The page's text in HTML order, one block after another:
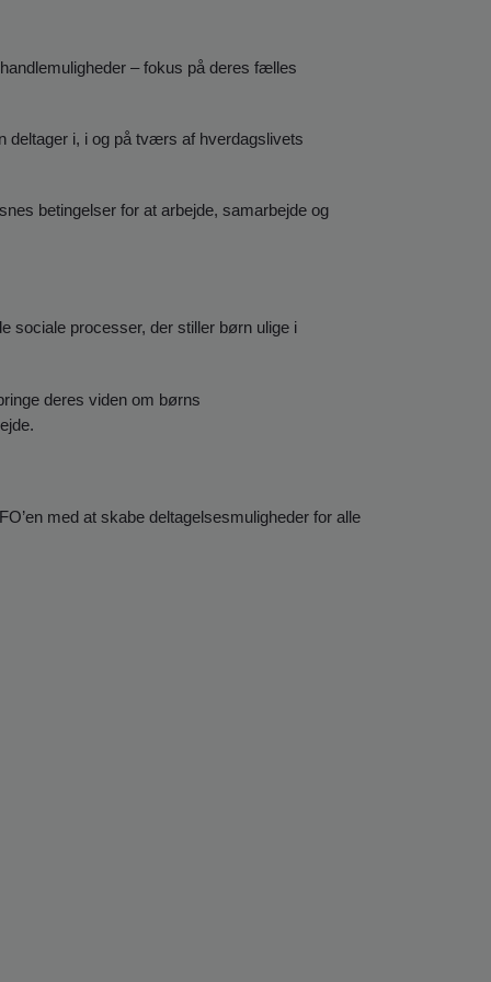
– fokus på deres fælles
deltager i, i og på tværs af hverdagslivets
betingelser for at arbejde, samarbejde og
sociale processer, der stiller børn ulige i
deres viden om børns
med at skabe deltagelsesmuligheder for alle